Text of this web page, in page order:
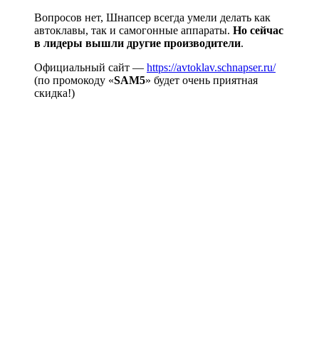
Вопросов нет, Шнапсер всегда умели делать как
автоклавы, так и самогонные аппараты. Но сейчас
в лидеры вышли другие производители.
Официальный сайт — https://avtoklav.schnapser.ru/
(по промокоду «SAM5» будет очень приятная
скидка!)